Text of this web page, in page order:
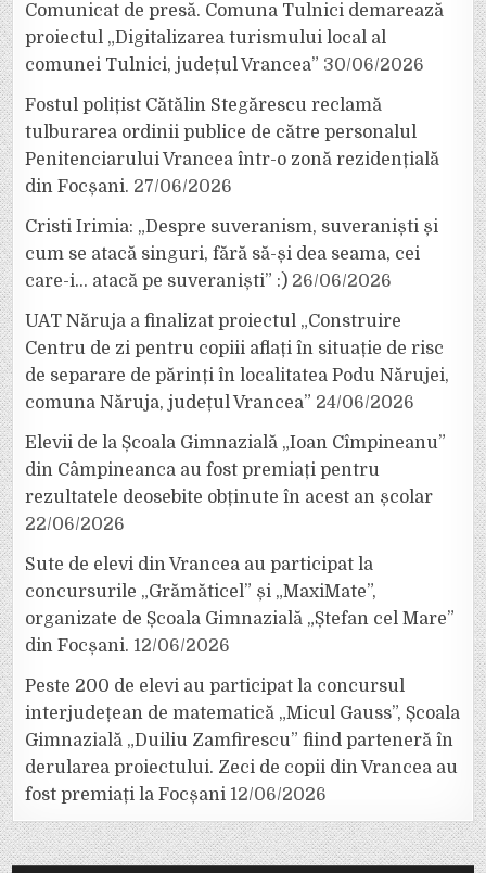
Comunicat de presă. Comuna Tulnici demarează
proiectul „Digitalizarea turismului local al
comunei Tulnici, județul Vrancea” 30/06/2026
Fostul polițist Cătălin Stegărescu reclamă
tulburarea ordinii publice de către personalul
Penitenciarului Vrancea într-o zonă rezidențială
din Focșani. 27/06/2026
Cristi Irimia: „Despre suveranism, suveraniști și
cum se atacă singuri, fără să-și dea seama, cei
care-i… atacă pe suveraniști” :) 26/06/2026
UAT Năruja a finalizat proiectul „Construire
Centru de zi pentru copiii aflați în situație de risc
de separare de părinți în localitatea Podu Nărujei,
comuna Năruja, județul Vrancea” 24/06/2026
Elevii de la Școala Gimnazială „Ioan Cîmpineanu”
din Câmpineanca au fost premiați pentru
rezultatele deosebite obținute în acest an școlar
22/06/2026
Sute de elevi din Vrancea au participat la
concursurile „Grămăticel” și „MaxiMate”,
organizate de Școala Gimnazială „Ștefan cel Mare”
din Focșani. 12/06/2026
Peste 200 de elevi au participat la concursul
interjudețean de matematică „Micul Gauss”, Școala
Gimnazială „Duiliu Zamfirescu” fiind parteneră în
derularea proiectului. Zeci de copii din Vrancea au
fost premiați la Focșani 12/06/2026